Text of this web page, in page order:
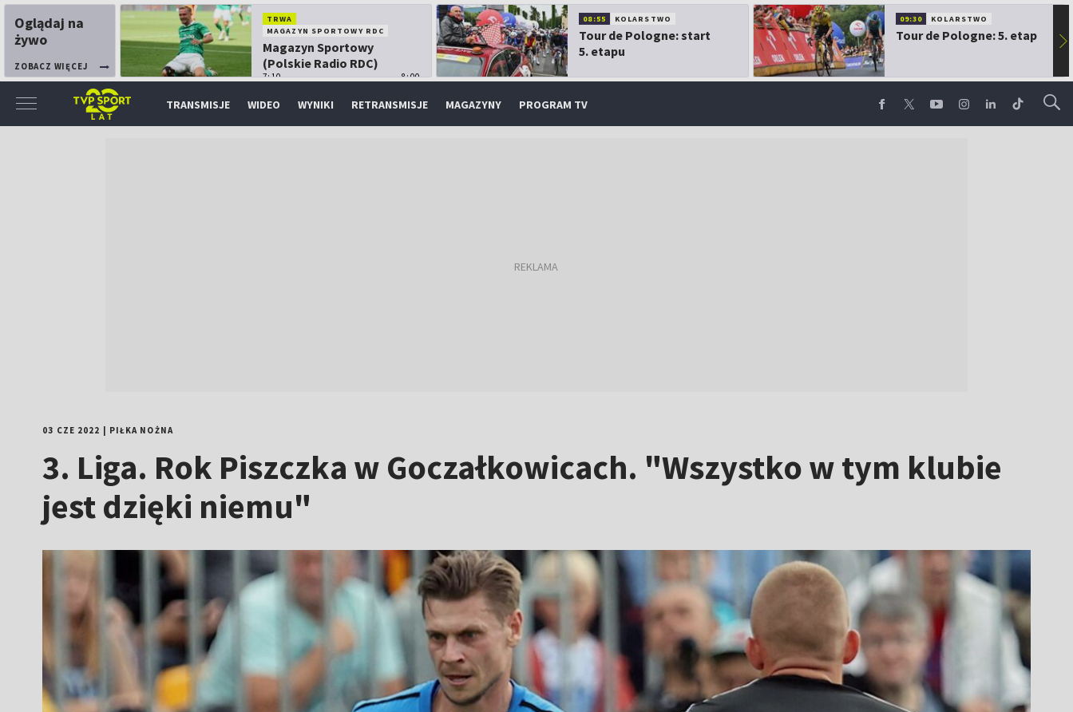
Oglądaj na
żywo
ZOBACZ WIĘCEJ
TRWA
MAGAZYN SPORTOWY RDC
Magazyn Sportowy
(Polskie Radio RDC)
7:10 8:00
08:55 KOLARSTWO
Tour de Pologne: start
5. etapu
09:30 KOLARSTWO
Tour de Pologne: 5. etap ▶
TRANSMISJE WIDEO WYNIKI RETRANSMISJE MAGAZYNY PROGRAM TV
03 CZE 2022 PIŁKA NOŻNA
3. Liga. Rok Piszczka w Goczałkowicach. "Wszystko w tym klubie
jest dzięki niemu"